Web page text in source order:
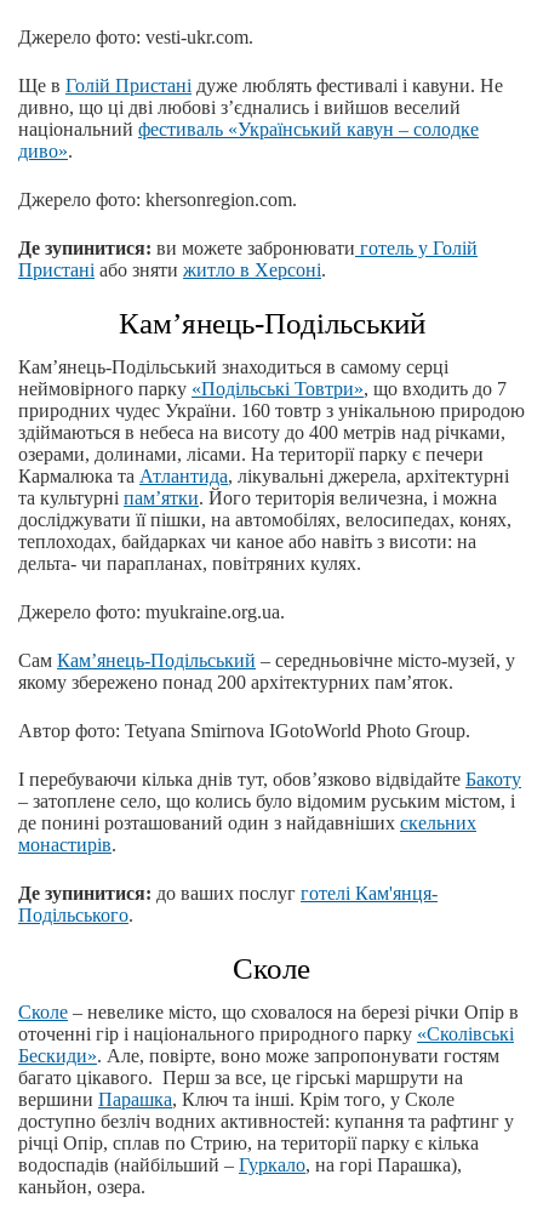
Джерело фото: vesti-ukr.com.
Ще в Голій Пристані дуже люблять фестивалі і кавуни. Не
дивно, що ці дві любові з’єднались і вийшов веселий
національний фестиваль «Український кавун ‒ солодке
диво».
Джерело фото: khersonregion.com.
Де зупинитися: ви можете забронювати готель у Голій
Пристані або зняти житло в Херсоні.
Кам’янець-Подільський
Кам’янець-Подільський знаходиться в самому серці
неймовірного парку «Подільські Товтри», що входить до 7
природних чудес України. 160 товтр з унікальною природою
здіймаються в небеса на висоту до 400 метрів над річками,
озерами, долинами, лісами. На території парку є печери
Кармалюка та Атлантида, лікувальні джерела, архітектурні
та культурні пам’ятки. Його територія величезна, і можна
досліджувати її пішки, на автомобілях, велосипедах, конях,
теплоходах, байдарках чи каное або навіть з висоти: на
дельта- чи парапланах, повітряних кулях.
Джерело фото: myukraine.org.ua.
Сам Кам’янець-Подільський ‒ середньовічне місто-музей, у
якому збережено понад 200 архітектурних пам’яток.
Автор фото: Tetyana Smirnova IGotoWorld Photo Group.
І перебуваючи кілька днів тут, обов’язково відвідайте Бакоту
‒ затоплене село, що колись було відомим руським містом, і
де понині розташований один з найдавніших скельних
монастирів.
Де зупинитися: до ваших послуг готелі Кам'янця-
Подільського.
Сколе
Сколе ‒ невелике місто, що сховалося на березі річки Опір в
оточенні гір і національного природного парку «Сколівські
Бескиди». Але, повірте, воно може запропонувати гостям
багато цікавого. Перш за все, це гірські маршрути на
вершини Парашка, Ключ та інші. Крім того, у Сколе
доступно безліч водних активностей: купання та рафтинг у
річці Опір, сплав по Стрию, на території парку є кілька
водоспадів (найбільший ‒ Гуркало, на горі Парашка),
каньйон, озера.